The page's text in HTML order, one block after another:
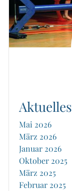
Aktuelles
Mai 2026
März 2026
Januar 2026
Oktober 2025
März 2025
Februar 2025